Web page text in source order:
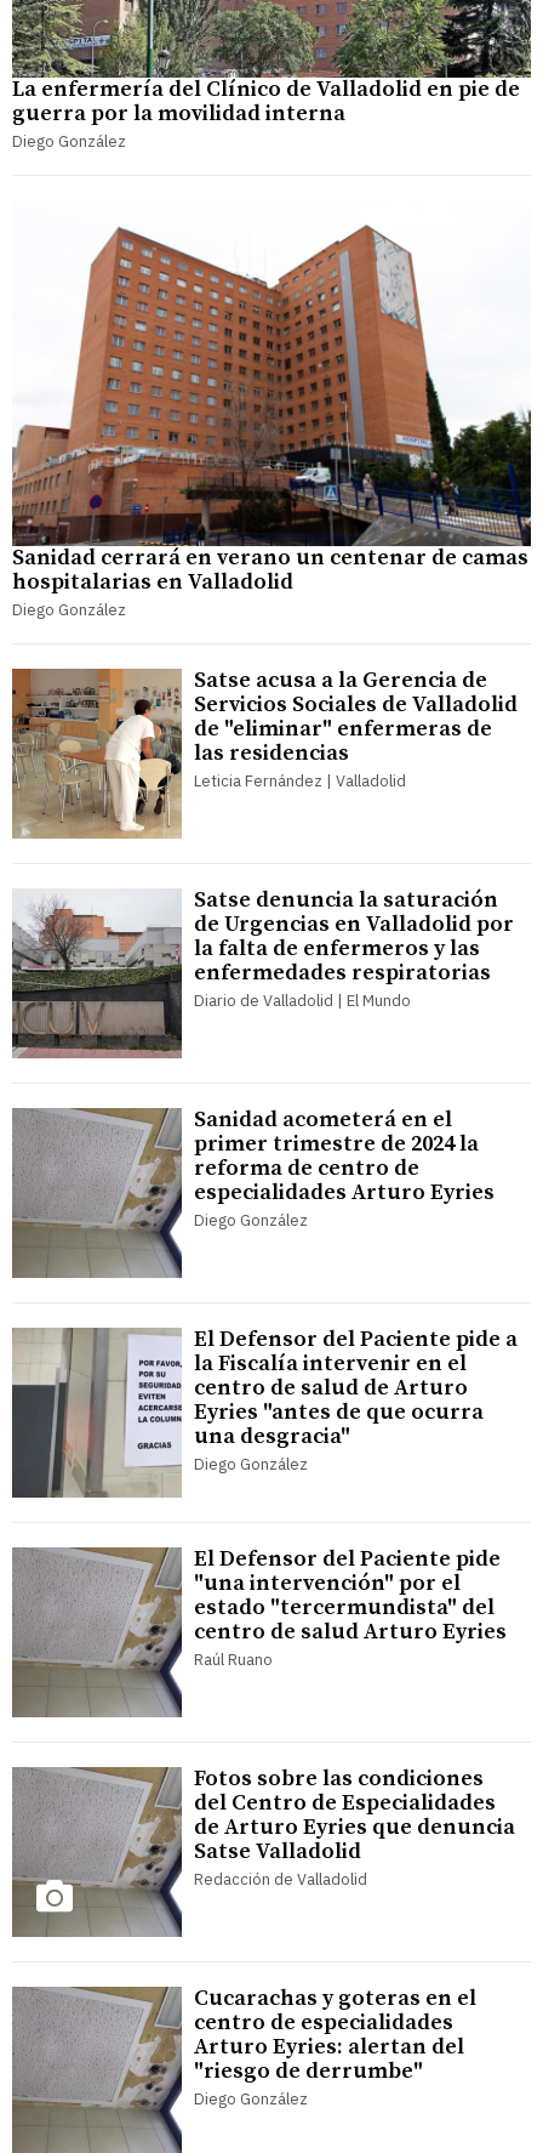
La enfermería del Clínico de Valladolid en pie de
guerra por la movilidad interna
Diego González
Sanidad cerrará en verano un centenar de camas
hospitalarias en Valladolid
Diego González
Satse acusa a la Gerencia de
Servicios Sociales de Valladolid
de "eliminar" enfermeras de
las residencias
Leticia Fernández | Valladolid
Satse denuncia la saturación
de Urgencias en Valladolid por
la falta de enfermeros y las
enfermedades respiratorias
Diario de Valladolid | El Mundo
Sanidad acometerá en el
primer trimestre de 2024 la
reforma de centro de
especialidades Arturo Eyries
Diego González
El Defensor del Paciente pide a
la Fiscalía intervenir en el
centro de salud de Arturo
Eyries "antes de que ocurra
una desgracia"
Diego González
El Defensor del Paciente pide
"una intervención" por el
estado "tercermundista" del
centro de salud Arturo Eyries
Raúl Ruano
Fotos sobre las condiciones
del Centro de Especialidades
de Arturo Eyries que denuncia
Satse Valladolid
Redacción de Valladolid
Cucarachas y goteras en el
centro de especialidades
Arturo Eyries: alertan del
"riesgo de derrumbe"
Diego González